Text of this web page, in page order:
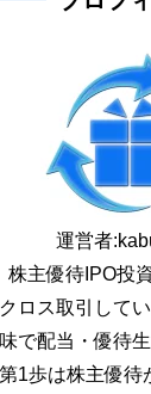
運営者:
株主優待IPO投
ロス取引して
で配当・優待
1歩は株主優待